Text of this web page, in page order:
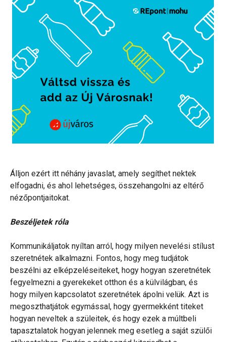
Álljon ezért itt néhány javaslat, amely segíthet nektek
elfogadni, és ahol lehetséges, összehangolni az eltérő
nézőpontjaitokat.
Beszéljetek róla
Kommunikáljatok nyíltan arról, hogy milyen nevelési stílust
szeretnétek alkalmazni. Fontos, hogy meg tudjátok
beszélni az elképzeléseiteket, hogy hogyan szeretnétek
fegyelmezni a gyerekeket otthon és a külvilágban, és
hogy milyen kapcsolatot szeretnétek ápolni velük. Azt is
megoszthatjátok egymással, hogy gyermekként titeket
hogyan neveltek a szüleitek, és hogy ezek a múltbeli
tapasztalatok hogyan jelennek meg esetleg a saját szülői